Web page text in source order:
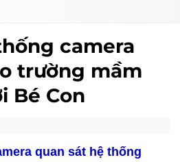
camera
trường mầm
Bé Con
quan sát hệ thống